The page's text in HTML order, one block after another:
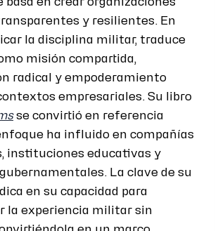
y resilientes. En
la disciplina militar, traduce
misión compartida,
radical y empoderamiento
empresariales. Su libro
se convirtió en referencia
ha influido en compañías
instituciones educativas y
La clave de su
en su capacidad para
la experiencia militar sin